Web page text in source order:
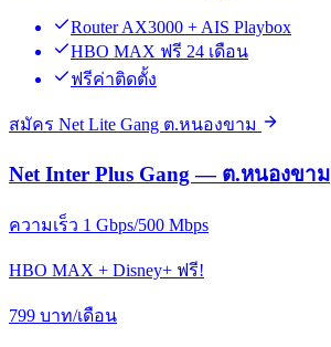
Router AX3000 + AIS Playbox
HBO MAX ฟรี 24 เดือน
ฟรีค่าติดตั้ง
สมัคร Net Lite Gang ต.หนองขาม
Net Inter Plus Gang — ต.หนองขาม
ความเร็ว 1 Gbps/500 Mbps
HBO MAX + Disney+ ฟรี!
799 บาท/เดือน